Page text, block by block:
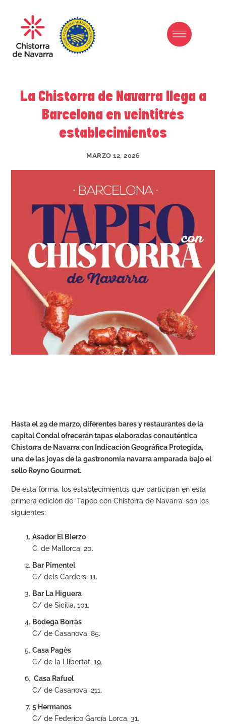
contenido
La Chistorra de Navarra llega a
Barcelona en veintitrés
establecimientos
MARZO 12, 2026
Hasta el 29 de marzo, diferentes bares y restaurantes de la
capital Condal ofrecerán tapas elaboradas conauténtica
Chistorra de Navarra con Indicación Geográfica Protegida,
una de las joyas de la gastronomía navarra amparada bajo el
sello Reyno Gourmet.
De esta forma, los establecimientos que participan en esta
primera edición de ‘Tapeo con Chistorra de Navarra’ son los
siguientes:
Asador El Bierzo
C. de Mallorca, 20.
Bar Pimentel
C/ dels Carders, 11.
Bar La Higuera
C/ de Sicilia, 101.
Bodega Borràs
C/ de Casanova, 85.
Casa Pagès
C/ de la Llibertat, 19.
Casa Rafuel
C/ de Casanova, 211.
5 Hermanos
C/ de Federico García Lorca, 31.